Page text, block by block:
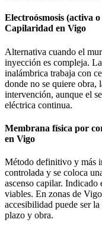
Electroósmosis (activa
Capilaridad en Vigo
Alternativa cuando el
inyección es compleja.
inalámbrica trabaja con
donde no se quiere obra,
intervención, aunque el
eléctrica continua.
Membrana física por
en Vigo
Método definitivo y más
controlada y se coloca
ascenso capilar. Indicado
viables. En zonas de
accesibilidad puede ser
plazo y obra.